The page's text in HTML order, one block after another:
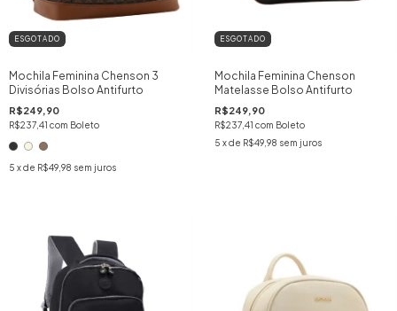
ESGOTADO
Mochila Feminina Chenson 3
Divisórias Bolso Antifurto
R$249,90
R$237,41 com Boleto
5 x de R$49,98 sem juros
ESGOTADO
Mochila Feminina Chenson
Matelasse Bolso Antifurto
R$249,90
R$237,41 com Boleto
5 x de R$49,98 sem juros